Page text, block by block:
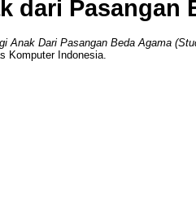
dari Pasangan
Anak Dari Pasangan Beda Agama
Komputer Indonesia.